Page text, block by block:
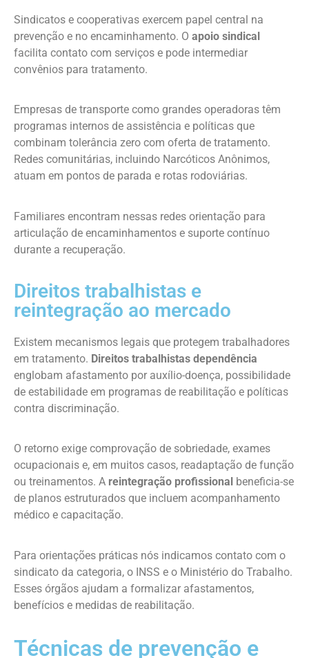
Sindicatos e cooperativas exercem papel central na
prevenção e no encaminhamento. O apoio sindical
facilita contato com serviços e pode intermediar
convênios para tratamento.
Empresas de transporte como grandes operadoras têm
programas internos de assistência e políticas que
combinam tolerância zero com oferta de tratamento.
Redes comunitárias, incluindo Narcóticos Anônimos,
atuam em pontos de parada e rotas rodoviárias.
Familiares encontram nessas redes orientação para
articulação de encaminhamentos e suporte contínuo
durante a recuperação.
Direitos trabalhistas e
reintegração ao mercado
Existem mecanismos legais que protegem trabalhadores
em tratamento. Direitos trabalhistas dependência
englobam afastamento por auxílio-doença, possibilidade
de estabilidade em programas de reabilitação e políticas
contra discriminação.
O retorno exige comprovação de sobriedade, exames
ocupacionais e, em muitos casos, readaptação de função
ou treinamentos. A reintegração profissional beneficia-se
de planos estruturados que incluem acompanhamento
médico e capacitação.
Para orientações práticas nós indicamos contato com o
sindicato da categoria, o INSS e o Ministério do Trabalho.
Esses órgãos ajudam a formalizar afastamentos,
benefícios e medidas de reabilitação.
Técnicas de prevenção e